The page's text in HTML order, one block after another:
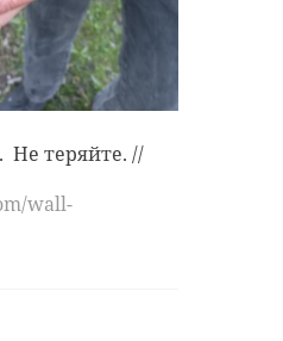
. Не теряйте. //
wall-